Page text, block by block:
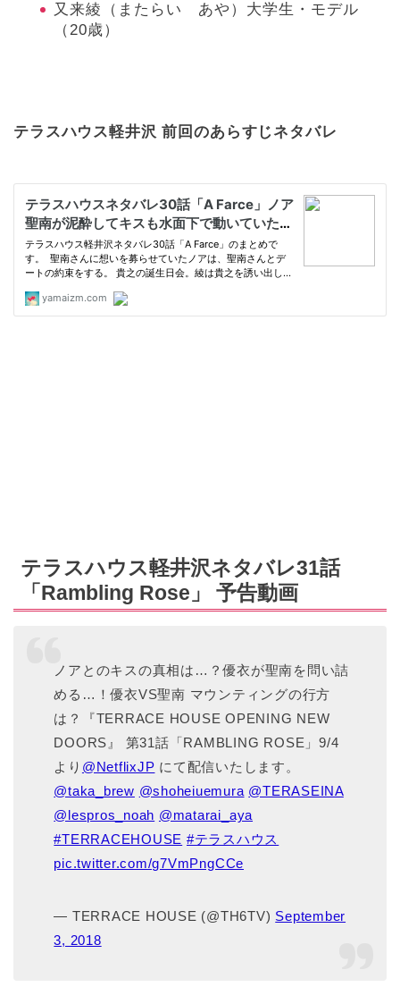
又来綾（またらい あや）大学生・モデル
（20歳）
テラスハウス軽井沢 前回のあらすじネタバレ
テラスハウス軽井沢ネタバレ31話
「Rambling Rose」 予告動画
ノアとのキスの真相は…？優衣が聖南を問い詰
める…！優衣VS聖南 マウンティングの行方
は？『TERRACE HOUSE OPENING NEW
DOORS』 第31話「RAMBLING ROSE」9/4
より @NetflixJP にて配信いたします。
@taka_brew @shoheiuemura @TERASEINA
@lespros_noah @matarai_aya
#TERRACEHOUSE #テラスハウス
pic.twitter.com/g7VmPngCCe
— TERRACE HOUSE (@TH6TV) September
3, 2018